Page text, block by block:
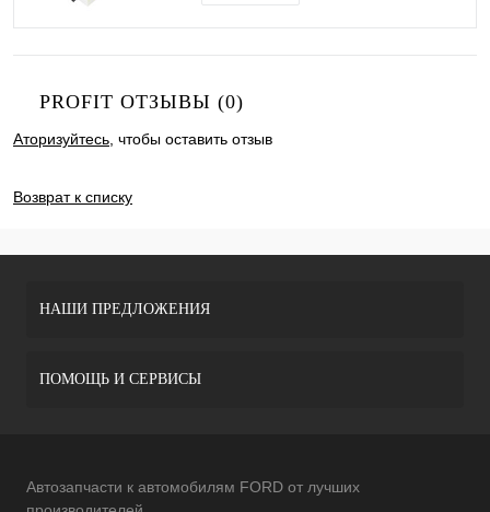
PROFIT ОТЗЫВЫ (0)
Аторизуйтесь , чтобы оставить отзыв
Возврат к списку
НАШИ ПРЕДЛОЖЕНИЯ
ПОМОЩЬ И СЕРВИСЫ
Автозапчасти к автомобилям FORD от лучших